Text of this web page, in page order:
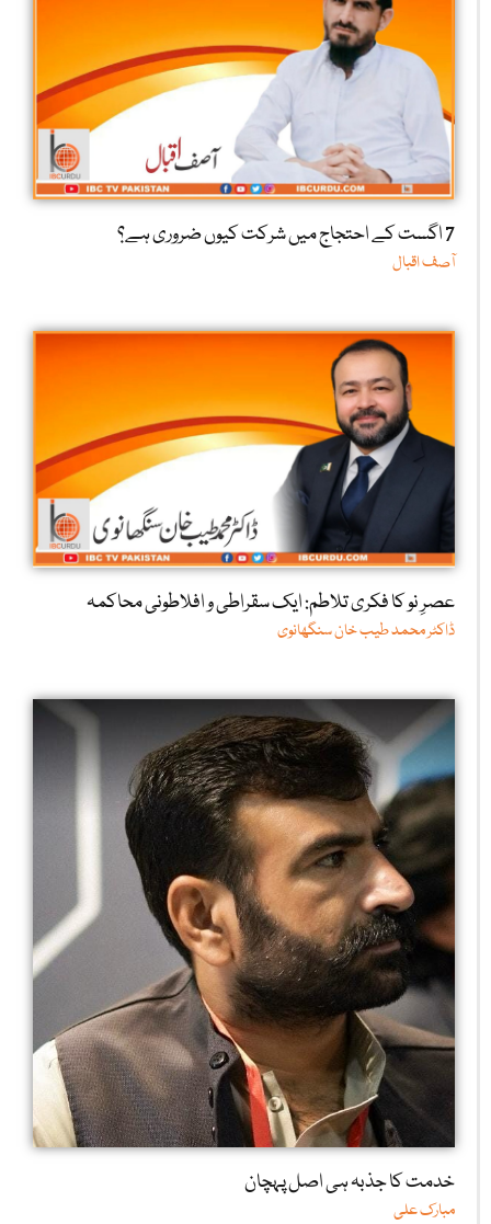
آصف اقبال
عصرِ نو کا فکری تلاطم: ایک سقراطی و افلاطونی محاکمہ
ڈاکٹر محمد طیب خان سنگھانوی
خدمت کا جذبہ ہی اصل پہچان
مبارک علی